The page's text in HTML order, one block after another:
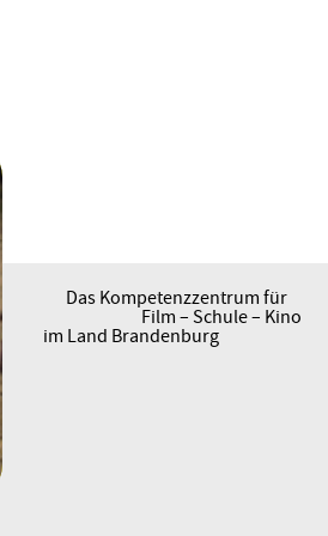
Das Kompetenzzentrum für
Film – Schule – Kino
im Land Brandenburg